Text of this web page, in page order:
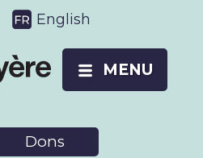
English
MENU
Dons